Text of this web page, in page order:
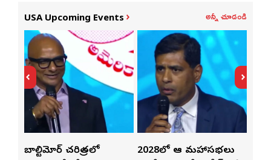
USA Upcoming Events అన్నీ చూడండి
బాల్టిమోర్ చరిత్రలో
2028లో ఆటా మహాసభలు